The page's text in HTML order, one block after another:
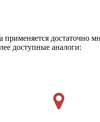
применяется
доступные аналоги: